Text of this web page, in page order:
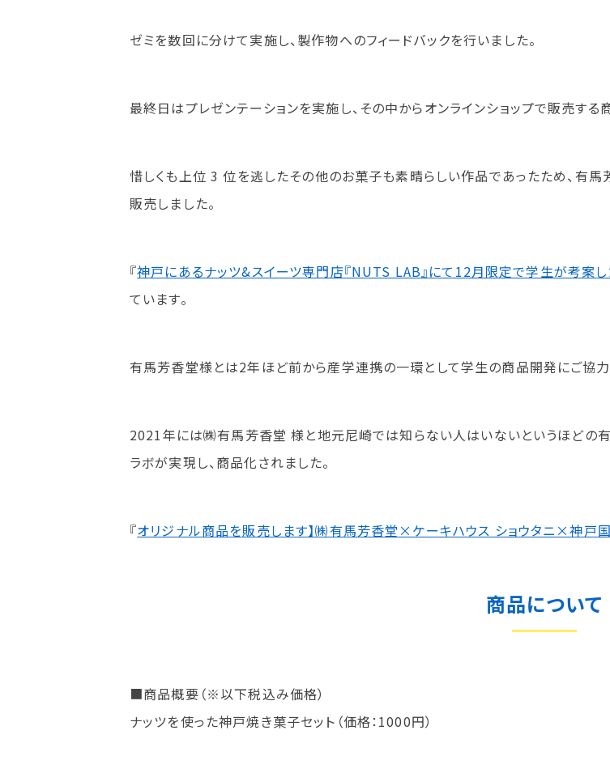
ゼミを数回に分けて実施し、製作物へのフィードバックを行いました。
最終日はプレゼンテーションを実施し、その中からオンラインショップで販売する
惜しくも上位 3 位を逃したその他のお菓子も素晴らしい作品であったため、有
販売しました。
『神戸にあるナッツ&スイーツ専門店『NUTS LAB』にて12月限定で学生が考案
ています。
有馬芳香堂様とは2年ほど前から産学連携の一環として学生の商品開発にご協力
2021年には㈱有馬芳香堂 様と地元尼崎では知らない人はいないというほどの有
ラボが実現し、商品化されました。
『オリジナル商品を販売します】㈱有馬芳香堂×ケーキハウス ショウタニ×神戸
商品について
■商品概要（※以下税込み価格）
ナッツを使った神戸焼き菓子セット（価格：1000円）